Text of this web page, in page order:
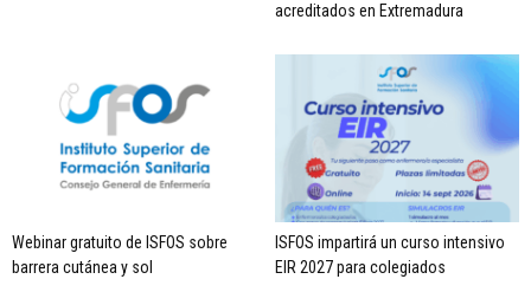
acreditados en Extremadura
Webinar gratuito de ISFOS sobre
barrera cutánea y sol
ISFOS impartirá un curso intensivo
EIR 2027 para colegiados